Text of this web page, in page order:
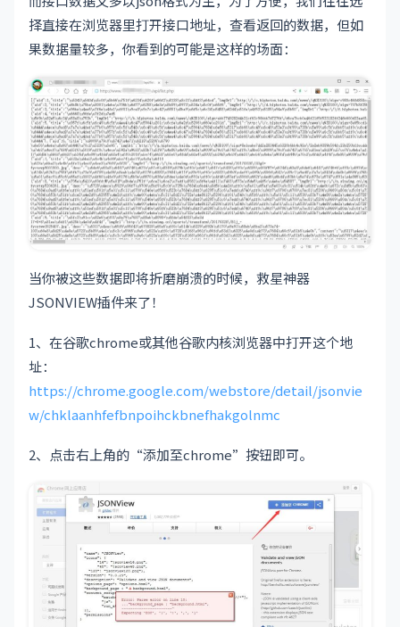
择直接在浏览器里打开接口地址，查看返回的数据，但如
果数据量较多，你看到的可能是这样的场面：
当你被这些数据即将折磨崩溃的时候，救星神器
JSONVIEW插件来了！
1、在谷歌chrome或其他谷歌内核浏览器中打开这个地
址：
https://chrome.google.com/webstore/detail/jsonvie
w/chklaanhfefbnpoihckbnefhakgolnmc
2、点击右上角的“添加至chrome”按钮即可。